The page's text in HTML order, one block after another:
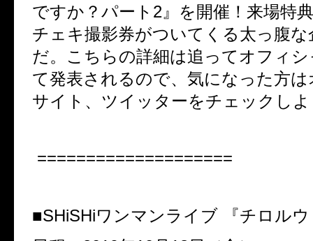
ですか？パート 2 』 を開催！来場特
チェキ撮影券がついてくる太っ腹な
だ。こちらの詳細は追ってオフィ
て発表されるので、気になった方
サイト、ツイッターをチェックし
====================
■SHiSHiワンマンライブ 『チロル